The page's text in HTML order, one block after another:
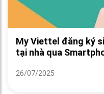
My Viettel đăng ký
tại nhà qua
26/07/2025